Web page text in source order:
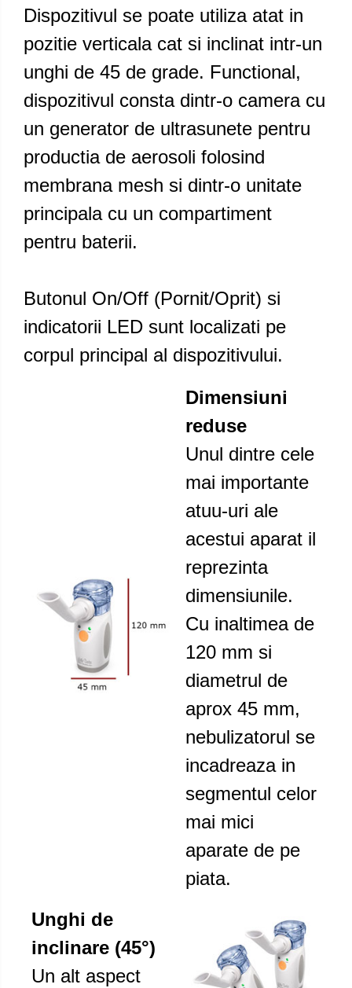
Dispozitivul se poate utiliza atat in
pozitie verticala cat si inclinat intr-un
unghi de 45 de grade. Functional,
dispozitivul consta dintr-o camera cu
un generator de ultrasunete pentru
productia de aerosoli folosind
membrana mesh si dintr-o unitate
principala cu un compartiment
pentru baterii.
Butonul On/Off (Pornit/Oprit) si
indicatorii LED sunt localizati pe
corpul principal al dispozitivului.
Dimensiuni
reduse
Unul dintre cele
mai importante
atuu-uri ale
acestui aparat il
reprezinta
dimensiunile.
Cu inaltimea de
120 mm si
diametrul de
aprox 45 mm,
nebulizatorul se
incadreaza in
segmentul celor
mai mici
aparate de pe
piata.
Unghi de
inclinare (45°)
Un alt aspect